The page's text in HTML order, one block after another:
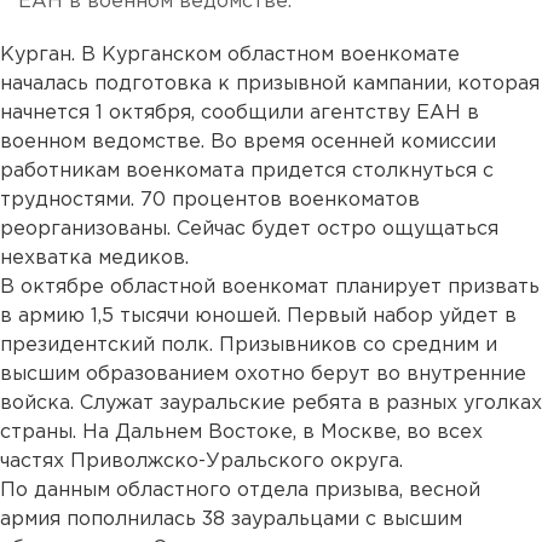
Курган. В Курганском областном военкомате
началась подготовка к призывной кампании, которая
начнется 1 октября, сообщили агентству ЕАН в
военном ведомстве. Во время осенней комиссии
работникам военкомата придется столкнуться с
трудностями. 70 процентов военкоматов
реорганизованы. Сейчас будет остро ощущаться
нехватка медиков.
В октябре областной военкомат планирует призвать
в армию 1,5 тысячи юношей. Первый набор уйдет в
президентский полк. Призывников со средним и
высшим образованием охотно берут во внутренние
войска. Служат зауральские ребята в разных уголках
страны. На Дальнем Востоке, в Москве, во всех
частях Приволжско-Уральского округа.
По данным областного отдела призыва, весной
армия пополнилась 38 зауральцами с высшим